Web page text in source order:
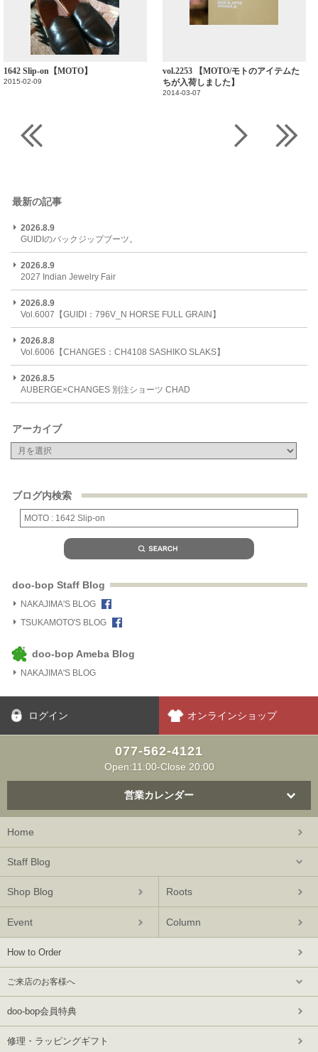
1642 Slip-on【MOTO】
2015-02-09
vol.2253 【MOTO/モトのアイテムた
ちが入荷しました】
2014-03-07
最新の記事
2026.8.9
GUIDIのバックジップブーツ。
2026.8.9
2027 Indian Jewelry Fair
2026.8.9
Vol.6007【GUIDI：796V_N HORSE FULL GRAIN】
2026.8.8
Vol.6006【CHANGES：CH4108 SASHIKO SLAKS】
2026.8.5
AUBERGE×CHANGES 別注ショーツ CHAD
アーカイブ
ブログ内検索
doo-bop Staff Blog
NAKAJIMA'S BLOG
TSUKAMOTO'S BLOG
doo-bop Ameba Blog
NAKAJIMA'S BLOG
ログイン オンラインショップ
077-562-4121
Open:11:00-Close 20:00
営業カレンダー
Home
Staff Blog
Shop Blog Roots
Event Column
How to Order
ご来店のお客様へ
doo-bop会員特典
修理・ラッピングギフト